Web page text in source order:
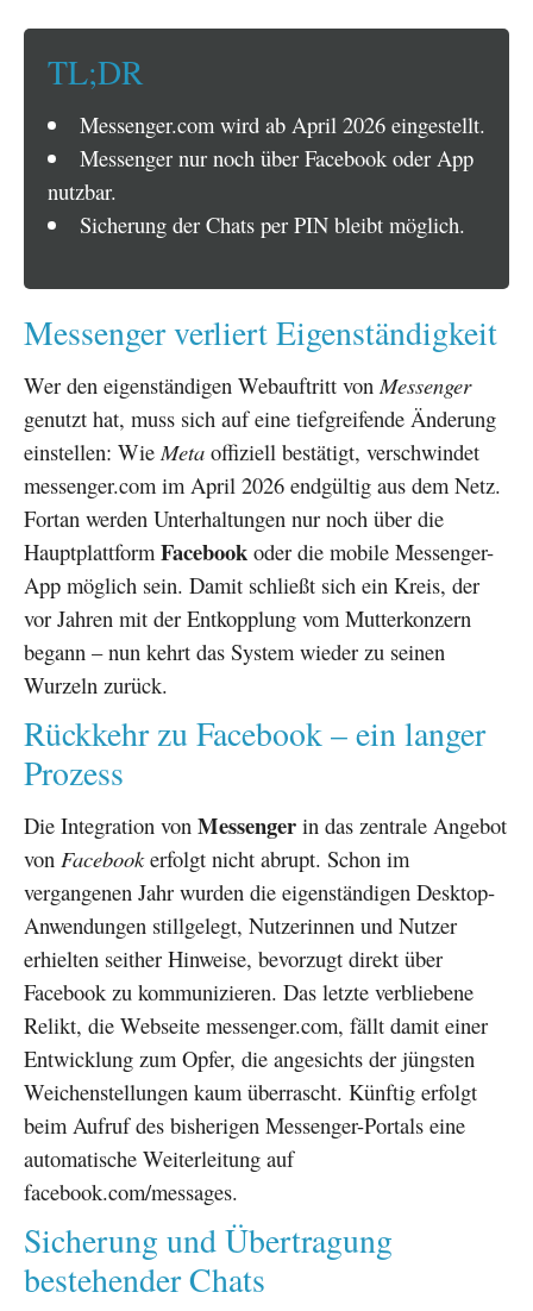
TL;DR
Messenger.com wird ab April 2026 eingestellt.
Messenger nur noch über Facebook oder App
nutzbar.
Sicherung der Chats per PIN bleibt möglich.
Messenger verliert Eigenständigkeit
Wer den eigenständigen Webauftritt von Messenger
genutzt hat, muss sich auf eine tiefgreifende Änderung
einstellen: Wie Meta offiziell bestätigt, verschwindet
messenger.com im April 2026 endgültig aus dem Netz.
Fortan werden Unterhaltungen nur noch über die
Hauptplattform Facebook oder die mobile Messenger-
App möglich sein. Damit schließt sich ein Kreis, der
vor Jahren mit der Entkopplung vom Mutterkonzern
begann – nun kehrt das System wieder zu seinen
Wurzeln zurück.
Rückkehr zu Facebook – ein langer
Prozess
Die Integration von Messenger in das zentrale Angebot
von Facebookerfolgt nicht abrupt. Schon im
vergangenen Jahr wurden die eigenständigen Desktop-
Anwendungen stillgelegt, Nutzerinnen und Nutzer
erhielten seither Hinweise, bevorzugt direkt über
Facebook zu kommunizieren. Das letzte verbliebene
Relikt, die Webseite messenger.com, fällt damit einer
Entwicklung zum Opfer, die angesichts der jüngsten
Weichenstellungen kaum überrascht. Künftig erfolgt
beim Aufruf des bisherigen Messenger-Portals eine
automatische Weiterleitung auf
facebook.com/messages.
Sicherung und Übertragung
bestehender Chats